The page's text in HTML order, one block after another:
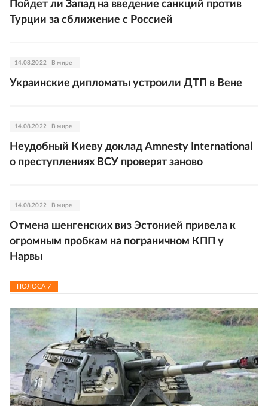
Пойдет ли Запад на введение санкций против
Турции за сближение с Россией
14.08.2022 В мире
Украинские дипломаты устроили ДТП в Вене
14.08.2022 В мире
Неудобный Киеву доклад Amnesty International
о преступлениях ВСУ проверят заново
14.08.2022 В мире
Отмена шенгенских виз Эстонией привела к
огромным пробкам на пограничном КПП у
Нарвы
ПОЛОСА 7